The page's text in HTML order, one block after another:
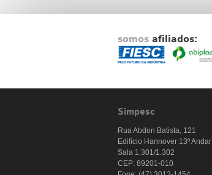
somos afiliados:
Simpesc
Rua Abdon Batista, 121
Edifício Hannover 13º Andar
Sala 1.301/1.302
CEP: 89201-010